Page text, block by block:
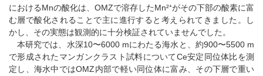
におけるMnの酸化は、OMZで溶存したMn²⁺がその下部の酸素に富
む層で酸化されることで主に進行すると考えられてきました。し
かし、その実態は観測的に十分検証されていませんでした。
本研究では、水深10〜6000 mにわたる海水と、約900〜5500 m
で形成されたマンガンクラスト試料についてCe安定同位体比を測
定し、海水中ではOMZ内部で軽い同位体に富み、その下層で重い